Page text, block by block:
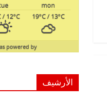
mon
19°C/ 13°C
/ 12°C
powered by
الأرشيف